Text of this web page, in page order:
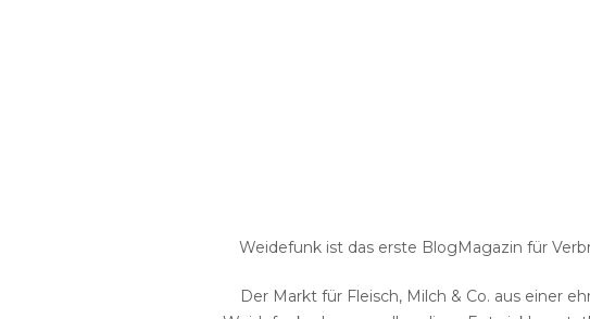
Weidefunk ist das erste BlogMagazin für
Der Markt für Fleisch, Milch & Co. aus einer